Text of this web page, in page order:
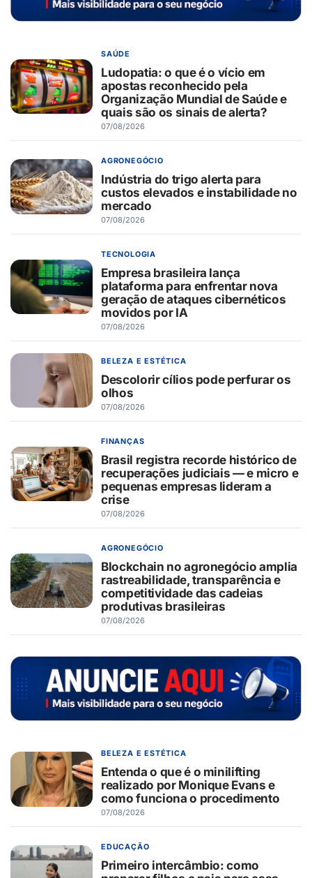
SAÚDE
Ludopatia: o que é o vício em
apostas reconhecido pela
Organização Mundial de Saúde e
quais são os sinais de alerta?
07/08/2026
AGRONEGÓCIO
Indústria do trigo alerta para
custos elevados e instabilidade no
mercado
07/08/2026
TECNOLOGIA
Empresa brasileira lança
plataforma para enfrentar nova
geração de ataques cibernéticos
movidos por IA
07/08/2026
BELEZA E ESTÉTICA
Descolorir cílios pode perfurar os
olhos
07/08/2026
FINANÇAS
Brasil registra recorde histórico de
recuperações judiciais — e micro e
pequenas empresas lideram a
crise
07/08/2026
AGRONEGÓCIO
Blockchain no agronegócio amplia
rastreabilidade, transparência e
competitividade das cadeias
produtivas brasileiras
07/08/2026
BELEZA E ESTÉTICA
Entenda o que é o minilifting
realizado por Monique Evans e
como funciona o procedimento
07/08/2026
EDUCAÇÃO
Primeiro intercâmbio: como